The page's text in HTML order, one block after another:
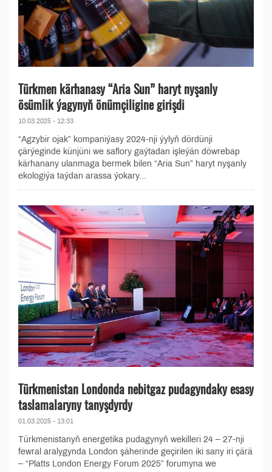
Türkmen kärhanasy “Aria Sun” haryt nyşanly
ösümlik ýagynyň önümçiligine girişdi
10.03.2025 - 12:33
“Agzybir ojak” kompaniýasy 2024-nji ýylyň dördünji
çärýeginde künjüni we saflory gaýtadan işleýän döwrebap
kärhanany ulanmaga bermek bilen “Aria Sun” haryt nyşanly
ekologiýa taýdan arassa ýokary...
Türkmenistan Londonda nebitgaz pudagyndaky esasy
taslamalaryny tanyşdyrdy
01.03.2025 - 13:01
Türkmenistanyň energetika pudagynyň wekilleri 24 – 27-nji
fewral aralygynda London şäherinde geçirilen iki sany iri çärä
– “Platts London Energy Forum 2025” forumyna we